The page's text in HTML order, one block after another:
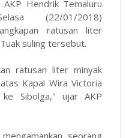
Hendrik Temaluru
(22/01/2018)
ratusan liter
suling tersebut.
ratusan liter minyak
Kapal Wira Victoria
ke Sibolga," ujar AKP